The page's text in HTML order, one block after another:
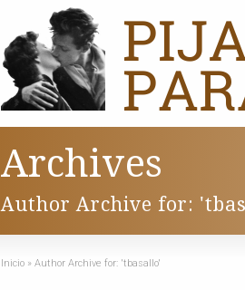
Archives
Author Archive for:
Inicio » Author Archive for: 'tbasallo'